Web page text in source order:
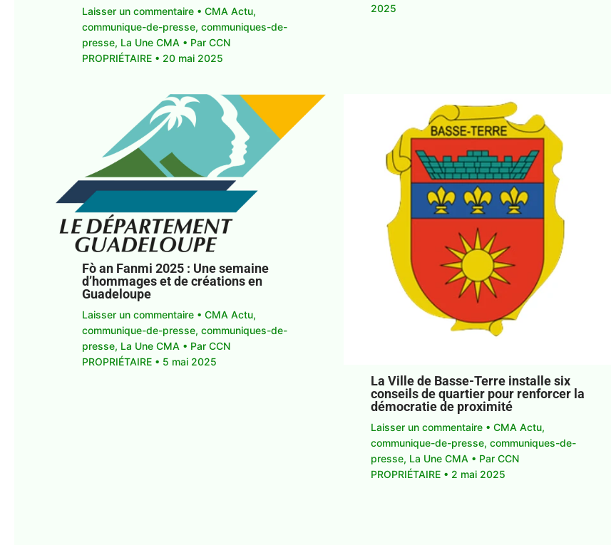
Laisser un commentaire •CMA Actu,
communique-de-presse,communiques-de-
presse, La Une CMA • ParCCN
PROPRIÉTAIRE • 20 mai 2025
2025
Fò an Fanmi 2025 : Une semaine
d’hommages et de créations en
Guadeloupe
Laisser un commentaire •CMA Actu,
communique-de-presse,communiques-de-
presse, La Une CMA • ParCCN
PROPRIÉTAIRE • 5 mai 2025
La Ville de Basse-Terre installe six
conseils de quartier pour renforcer la
démocratie de proximité
Laisser un commentaire •CMA Actu,
communique-de-presse,communiques-de-
presse, La Une CMA • ParCCN
PROPRIÉTAIRE • 2 mai 2025